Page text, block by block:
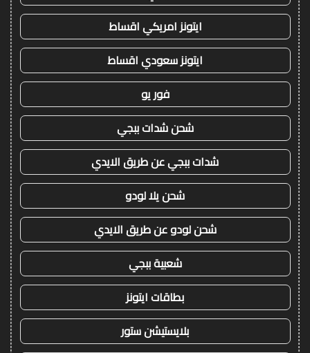
ايتونز امريكي اقساط
ايتونز سعودي اقساط
فور يو
شحن شدات ببجي
شدات ببجي عن طريق الايدي
شحن يلا لودو
شحن لودو عن طريق الايدي
شعبية ببجي
بطاقات ايتونز
بلايستيشن ستور